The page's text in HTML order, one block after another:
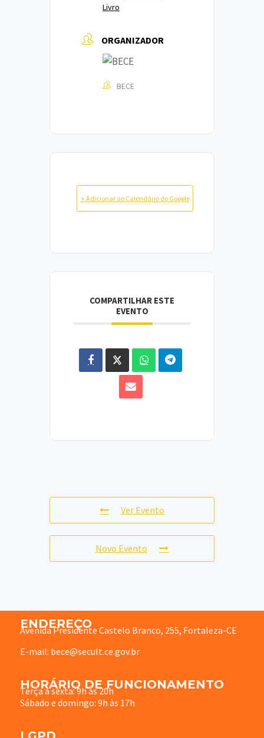
Livro
ORGANIZADOR
BECE
+ Adicionar ao Calendário do Google
COMPARTILHAR ESTE
EVENTO
Ver Evento
Novo Evento
ENDEREÇO
Avenida Presidente Castelo Branco, 255, Fortaleza-CE
E-mail: bece@secult.ce.gov.br
HORÁRIO DE FUNCIONAMENTO
Terça à sexta: 9h às 20h
Sábado e domingo: 9h às 17h